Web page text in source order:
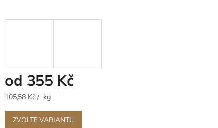
od 355 Kč
Měrná
105,58 Kč / kg
ZVOLTE VARIANTU